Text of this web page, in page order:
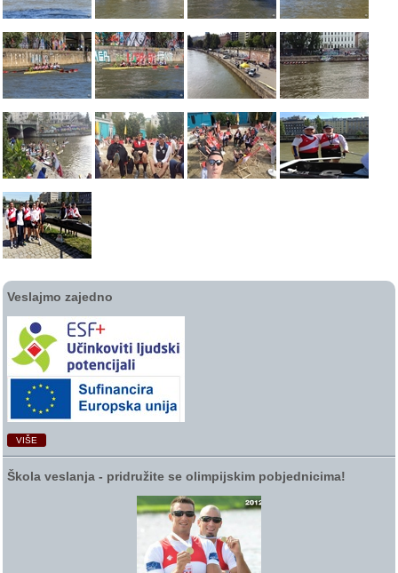
Veslajmo zajedno
VIŠE
Škola veslanja ‑ pridružite se olimpijskim pobjednicima!